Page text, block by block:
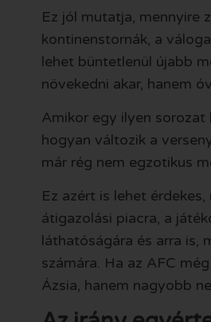
Ez jól mutatja, mennyire
kontinenstornák, a
lehet büntetlenül újabb
növekedni akar, hanem
Amikor egy ilyen sorozat
hogyan változik a
már rég nem egzotikus
Ez azért is lehet
átigazolási piacra, a
láthatóságára és arra is,
számára. Ha az AFC
Ázsia, hanem nagyobb